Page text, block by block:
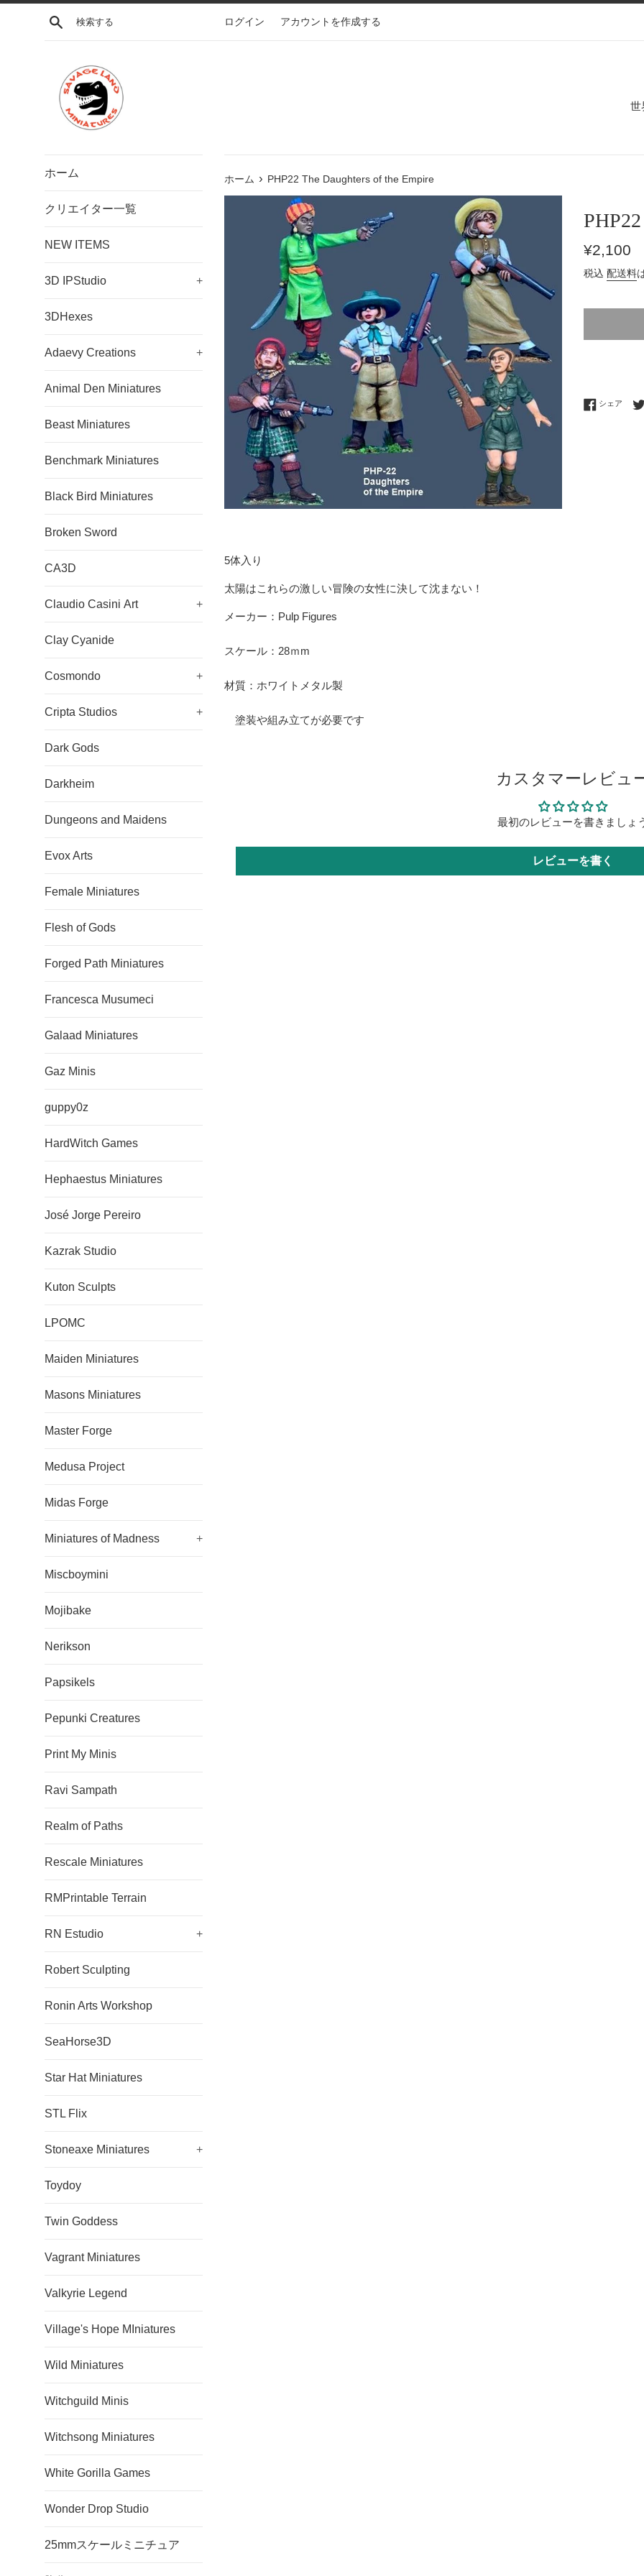
コ
検索する ログイン アカウントを作成する
世
ホーム
クリエイター一覧
NEW ITEMS
3D IPStudio +
3DHexes
Adaevy Creations +
Animal Den Miniatures
Beast Miniatures
Benchmark Miniatures
Black Bird Miniatures
Broken Sword
CA3D
Claudio Casini Art +
Clay Cyanide
Cosmondo +
Cripta Studios +
Dark Gods
Darkheim
Dungeons and Maidens
Evox Arts
Female Miniatures
Flesh of Gods
Forged Path Miniatures
Francesca Musumeci
Galaad Miniatures
Gaz Minis
guppy0z
HardWitch Games
Hephaestus Miniatures
José Jorge Pereiro
Kazrak Studio
Kuton Sculpts
LPOMC
Maiden Miniatures
Masons Miniatures
Master Forge
Medusa Project
Midas Forge
Miniatures of Madness +
Miscboymini
Mojibake
Nerikson
Papsikels
Pepunki Creatures
Print My Minis
Ravi Sampath
Realm of Paths
Rescale Miniatures
RMPrintable Terrain
RN Estudio +
Robert Sculpting
Ronin Arts Workshop
SeaHorse3D
Star Hat Miniatures
STL Flix
Stoneaxe Miniatures +
Toydoy
Twin Goddess
Vagrant Miniatures
Valkyrie Legend
Village's Hope MIniatures
Wild Miniatures
Witchguild Minis
Witchsong Miniatures
White Gorilla Games
Wonder Drop Studio
25mmスケールミニチュア
ホーム › PHP22 The Daughters of the Empire
通
価
¥2,100
税込 配送料
シェア
5体入り
太陽はこれらの激しい冒険の女性に決して沈まない！
メーカー：Pulp Figures
スケール：28ｍm
材質：ホワイトメタル製
塗装や組み立てが必要です
カスタマーレビュ
最初のレビューを書きましょ
レビューを書く